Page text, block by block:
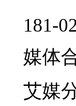
181-
媒体
艾媒